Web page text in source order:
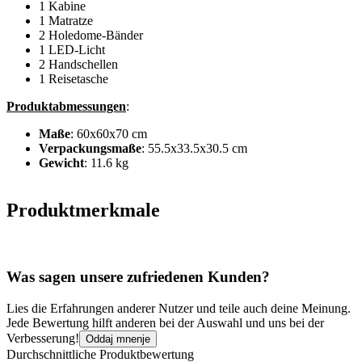
1 Kabine
1 Matratze
2 Holedome-Bänder
1 LED-Licht
2 Handschellen
1 Reisetasche
Produktabmessungen:
Maße: 60x60x70 cm
Verpackungsmaße: 55.5x33.5x30.5 cm
Gewicht: 11.6 kg
Produktmerkmale
Was sagen unsere zufriedenen Kunden?
Lies die Erfahrungen anderer Nutzer und teile auch deine Meinung.
Jede Bewertung hilft anderen bei der Auswahl und uns bei der
Verbesserung! Oddaj mnenje
Durchschnittliche Produktbewertung